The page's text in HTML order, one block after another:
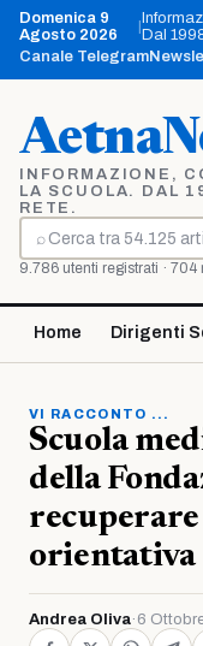
Vai
contenuto
Domenica 9
Agosto 2026
|Dal
Canale Telegram
INFORMAZIONE,
LA SCUOLA. DAL
RETE.
⌕
Cerca
9.786 utenti registrati ·
Home Dirigenti
VI RACCONTO ...
Scuola
della
orientativa
Andrea Oliva· 6